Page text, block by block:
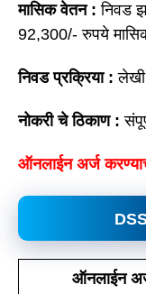
मासिक वेतन : निवड
92,300/- रुपये
निवड प्रक्रिया : लेखी
नोकरी चे ठिकाण :
ऑनलाईन अर्ज
ऑनलाईन